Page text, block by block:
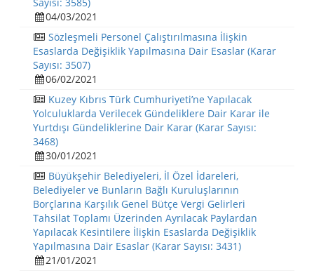
04/03/2021
Sözleşmeli Personel Çalıştırılmasına İlişkin
Esaslarda Değişiklik Yapılmasına Dair Esaslar (Karar
Sayısı: 3507)
06/02/2021
Kuzey Kıbrıs Türk Cumhuriyeti’ne Yapılacak
Yolculuklarda Verilecek Gündeliklere Dair Karar ile
Yurtdışı Gündeliklerine Dair Karar (Karar Sayısı:
3468)
30/01/2021
Büyükşehir Belediyeleri, İl Özel İdareleri,
Belediyeler ve Bunların Bağlı Kuruluşlarının
Borçlarına Karşılık Genel Bütçe Vergi Gelirleri
Tahsilat Toplamı Üzerinden Ayrılacak Paylardan
Yapılacak Kesintilere İlişkin Esaslarda Değişiklik
Yapılmasına Dair Esaslar (Karar Sayısı: 3431)
21/01/2021